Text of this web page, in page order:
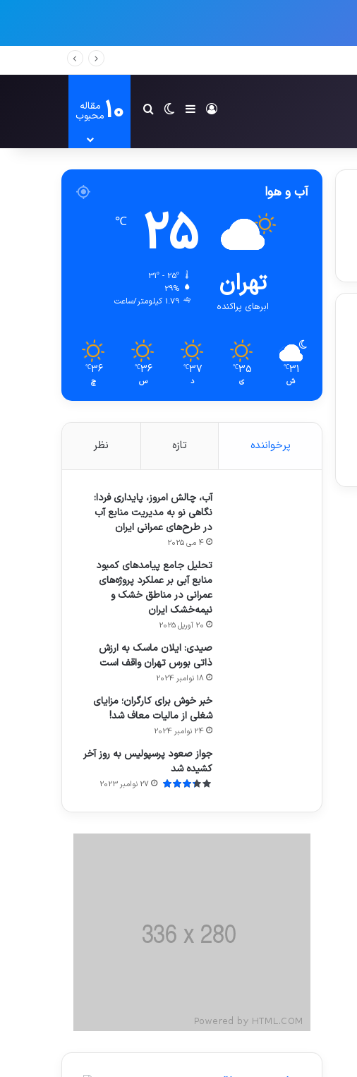
ورودسایدبارتغییر پوسته
جستجو برای
10 مقاله
محبوب
آب و هوا
تهران
ابرهای پراکنده
25
℃
31º - 25º
29%
1.79 کیلومتر/ساعت
31
℃
ش
35
℃
ی
37
℃
د
36
℃
س
36
℃
چ
پرخواننده تازه نظر
آب، چالش امروز، پایداری فردا:
نگاهی نو به مدیریت منابع آب
در طرح‌های عمرانی ایران
4 می 2025
تحلیل جامع پیامدهای کمبود
منابع آبی بر عملکرد پروژه‌های
عمرانی در مناطق خشک و
نیمه‌خشک ایران
20 آوریل 2025
صیدی: ایلان ماسک به ارزش
ذاتی بورس تهران واقف است
18 نوامبر 2024
خبر خوش برای کارگران؛ مزایای
شغلی از مالیات معاف شد!
24 نوامبر 2024
جواز صعود پرسپولیس به روز آخر
کشیده شد
27 نوامبر 2023